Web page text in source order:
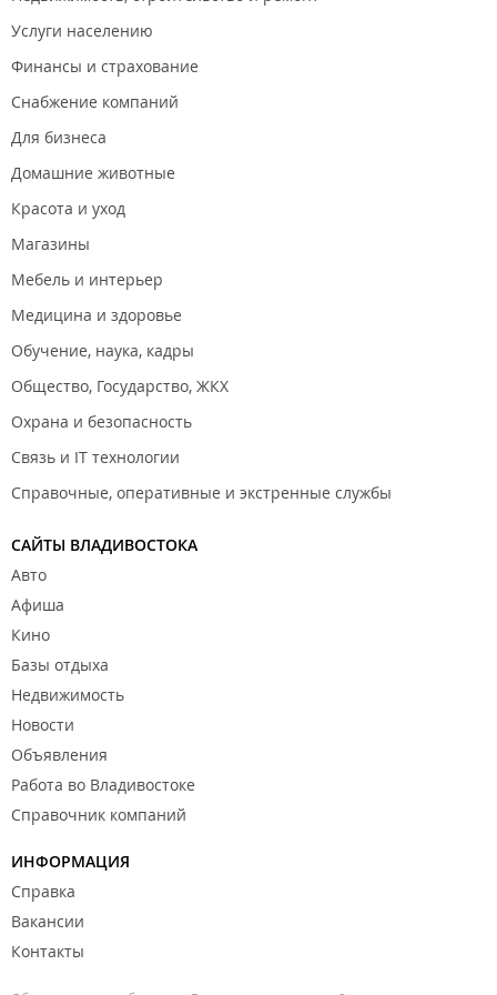
Услуги населению
Финансы и страхование
Снабжение компаний
Для бизнеса
Домашние животные
Красота и уход
Магазины
Мебель и интерьер
Медицина и здоровье
Обучение, наука, кадры
Общество, Государство, ЖКХ
Охрана и безопасность
Связь и IT технологии
Справочные, оперативные и экстренные службы
САЙТЫ ВЛАДИВОСТОКА
Авто
Афиша
Кино
Базы отдыха
Недвижимость
Новости
Объявления
Работа во Владивостоке
Справочник компаний
ИНФОРМАЦИЯ
Справка
Вакансии
Контакты